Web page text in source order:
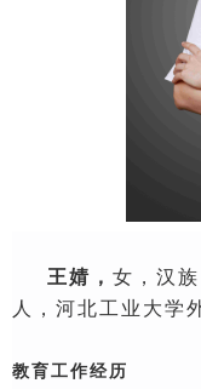
王婧， 女， 汉族
人，河北工业大学
教育工作经历